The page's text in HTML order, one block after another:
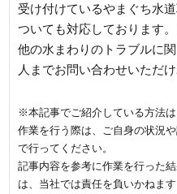
受け付けているやまぐち水
ついても対応しております
他の水まわりのトラブルに
人までお問い合わせいただ
※本記事でご紹介している方法は
作業を行う際は、ご自身の状況
で行ってください。
記事内容を参考に作業を行った
は、当社では責任を負いかねます